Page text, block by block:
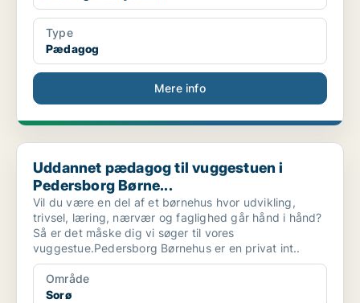
Type
Pædagog
Mere info
Uddannet pædagog til vuggestuen i Pedersborg Børne...
Uddannet pædagog til vuggestuen i
Pedersborg Børne...
Vil du være en del af et børnehus hvor udvikling,
trivsel, læring, nærvær og faglighed går hånd i hånd?
Så er det måske dig vi søger til vores
vuggestue.Pedersborg Børnehus er en privat int..
Område
Sorø